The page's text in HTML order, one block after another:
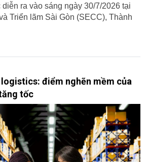
ra vào sáng ngày 30/7/2026 tại
Triển lãm Sài Gòn (SECC), Thành
điểm nghẽn mềm của
tốc